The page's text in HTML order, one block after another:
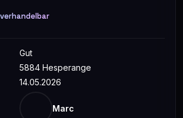
verhandelbar
Gut
5884 Hesperange
14.05.2026
Marc